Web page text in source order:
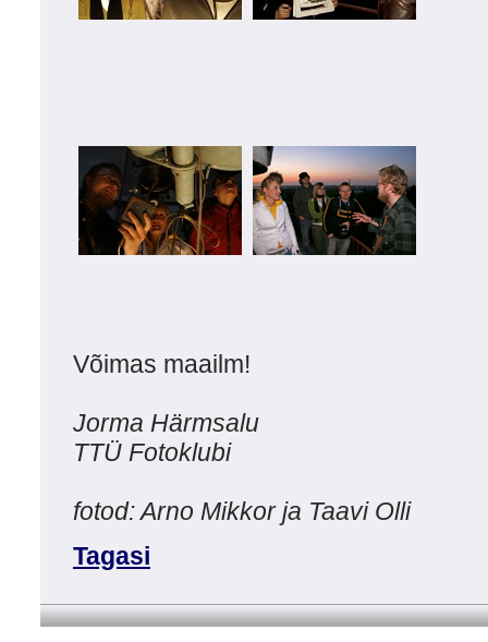
Võimas maailm!
Jorma Härmsalu
TTÜ Fotoklubi
fotod: Arno Mikkor ja Taavi Olli
Tagasi